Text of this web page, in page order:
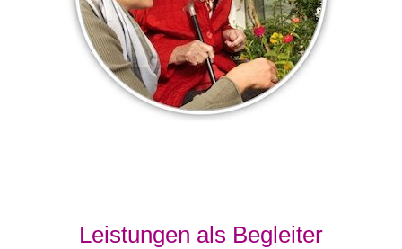
Leistungen als Begleiter